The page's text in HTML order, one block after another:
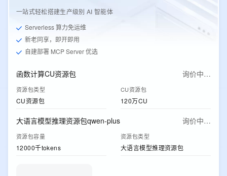
一站式轻松搭建生产级别 AI 智能体
Serverless 算力免运维
新老同享，即开即用
自建部署 MCP Server 优选
函数计算CU资源包 询价中…
资源包类型
CU资源包
CU资源包
120万CU
大语言模型推理资源包qwen-plus 询价中…
资源包容量
12000千tokens
资源包类型
大语言模型推理资源包